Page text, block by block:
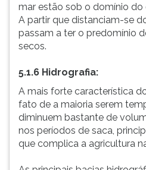
mar estão sob o domínio do
A partir que distanciam-se
passam a ter o predomínio
secos.
5.1.6 Hidrografia:
A mais forte característica
fato de a maioria serem
diminuem bastante de
nos períodos de saca,
que complica a agricultura